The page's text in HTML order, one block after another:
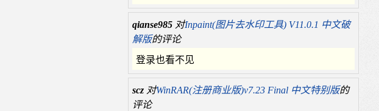
qianse985 对Inpaint(图片去水印工具) V11.0.1 中文破
解版的评论
登录也看不见
scz 对WinRAR(注册商业版)v7.23 Final 中文特别版的
评论